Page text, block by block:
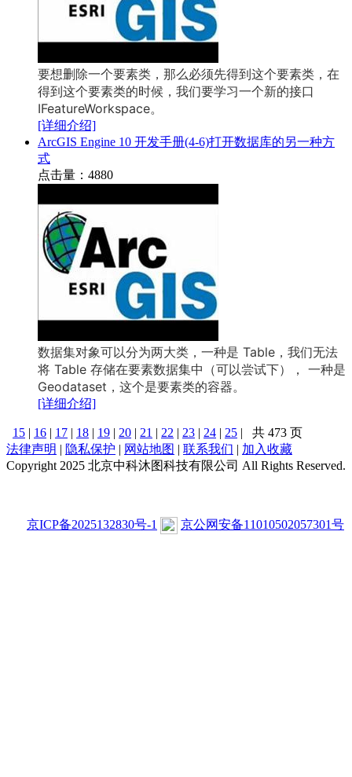
要想删除一个要素类，那么必须先得到这个要素类，在
得到这个要素类的时候，我们要学习一个新的接口
IFeatureWorkspace。
[详细介绍]
ArcGIS Engine 10 开发手册(4-6)打开数据库的另一种方
式
点击量：4880
数据集对象可以分为两大类，一种是 Table，我们无法
将 Table 存储在要素数据集中（可以尝试下）， 一种是
Geodataset，这个是要素类的容器。
[详细介绍]
15 | 16 | 17 | 18 | 19 | 20 | 21 | 22 | 23 | 24 | 25 |
共 473 页
法律声明 | 隐私保护 | 网站地图 | 联系我们 | 加入收藏
Copyright 2025 北京中科沐图科技有限公司 All Rights Reserved.
京ICP备2025132830号-1 京公网安备11010502057301号